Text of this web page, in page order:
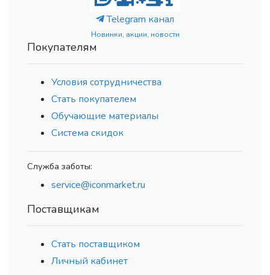
Telegram канал
Новинки, акции, новости
Покупателям
Условия сотрудничества
Стать покупателем
Обучающие материалы
Система скидок
Служба заботы:
service@iconmarket.ru
Поставщикам
Стать поставщиком
Личный кабинет